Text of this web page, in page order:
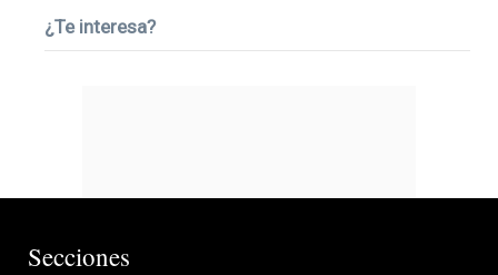
¿Te interesa?
Secciones